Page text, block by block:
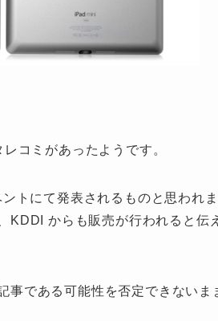
コミがあったようです。
トにて発表されるものと思われ
KDDI からも販売が行われると伝
事である可能性を否定できないま